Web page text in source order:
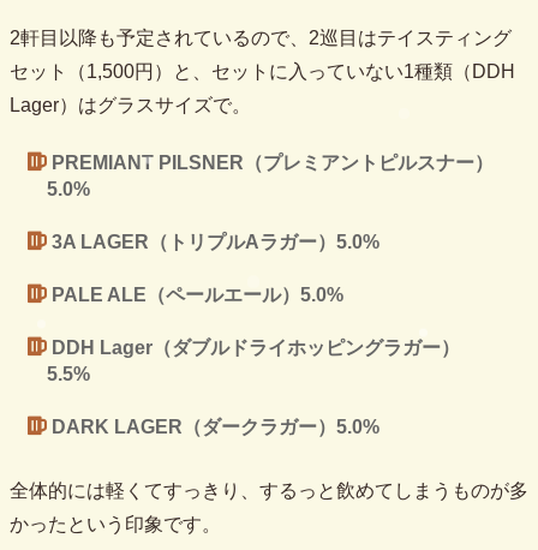
2軒目以降も予定されているので、2巡目はテイスティング
セット（1,500円）と、セットに入っていない1種類（DDH
Lager）はグラスサイズで。
PREMIANT PILSNER（プレミアントピルスナー）
5.0%
3A LAGER（トリプルAラガー）5.0%
PALE ALE（ペールエール）5.0%
DDH Lager（ダブルドライホッピングラガー）
5.5%
DARK LAGER（ダークラガー）5.0%
全体的には軽くてすっきり、するっと飲めてしまうものが多
かったという印象です。